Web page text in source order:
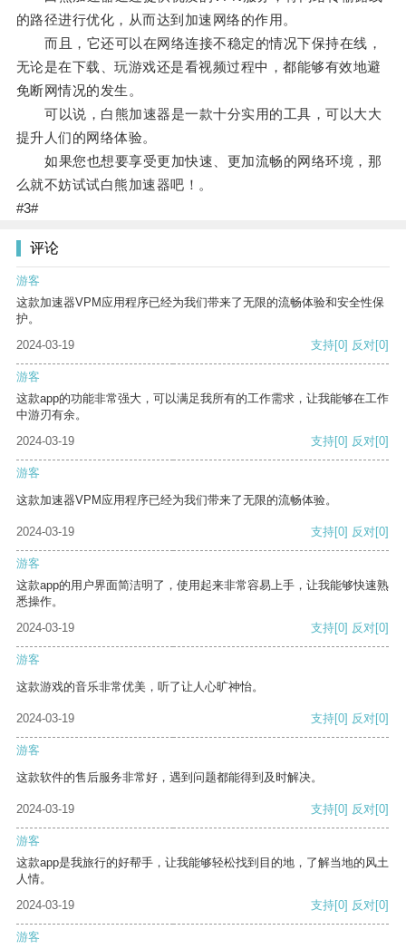
的路径进行优化，从而达到加速网络的作用。
而且，它还可以在网络连接不稳定的情况下保持在线，
无论是在下载、玩游戏还是看视频过程中，都能够有效地避
免断网情况的发生。
可以说，白熊加速器是一款十分实用的工具，可以大大
提升人们的网络体验。
如果您也想要享受更加快速、更加流畅的网络环境，那
么就不妨试试白熊加速器吧！。
#3#
评论
游客
这款加速器VPM应用程序已经为我们带来了无限的流畅体验和安全性保
护。
2024-03-19
支持[0] 反对[0]
游客
这款app的功能非常强大，可以满足我所有的工作需求，让我能够在工作
中游刃有余。
2024-03-19
支持[0] 反对[0]
游客
这款加速器VPM应用程序已经为我们带来了无限的流畅体验。
2024-03-19 支持[0] 反对[0]
游客
这款app的用户界面简洁明了，使用起来非常容易上手，让我能够快速熟
悉操作。
2024-03-19
支持[0] 反对[0]
游客
这款游戏的音乐非常优美，听了让人心旷神怡。
2024-03-19 支持[0] 反对[0]
游客
这款软件的售后服务非常好，遇到问题都能得到及时解决。
2024-03-19 支持[0] 反对[0]
游客
这款app是我旅行的好帮手，让我能够轻松找到目的地，了解当地的风土
人情。
2024-03-19
支持[0] 反对[0]
游客